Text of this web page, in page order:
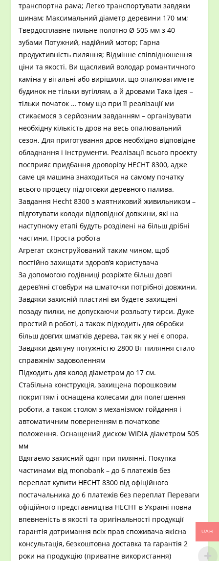
транспортна рама; Легко транспортувати завдяки
шинам; Максимальний діаметр деревини 170 мм;
Твердосплавне пильне полотно Ø 505 мм з 40
зубами Потужний, надійний мотор; Гарна
продуктивність пиляння; Відмінне співвідношення
ціни та якості. Ви щасливий володар романтичного
каміна у вітальні або вирішили, що опалюватимете
будинок не тільки вугіллям, а й дровами Така ідея –
тільки початок … тому що при її реалізації ми
стикаємося з серйозним завданням – організувати
необхідну кількість дров на весь опалювальний
сезон. Для приготування дров необхідно відповідне
обладнання і інструменти. Реалізації всього проекту
посприяє придбання дроворізу HECHT 8300, адже
саме ця машина знаходиться на самому початку
всього процесу підготовки деревного палива.
Завдання Hecht 8300 з маятниковий живильником –
підготувати колоди відповідної довжини, які на
наступному етапі будуть розділені на більш дрібні
частини. Проста робота
Агрегат сконструйований таким чином, щоб
постійно захищати здоров’я користувача
За допомогою годівниці розріжте більш довгі
дерев’яні стовбури на шматочки потрібної довжини.
Завдяки захисній пластині ви будете захищені
позаду пилки, не допускаючи розльоту тирси. Дуже
простий в роботі, а також підходить для обробки
більш довгих шматків дерева, так як у неї є опора.
Завдяки двигуну потужністю 2800 Вт пиляння стало
справжнім задоволенням
Підходить для колод діаметром до 17 см.
Стабільна конструкція, захищена порошковим
покриттям і оснащена колесами для полегшення
роботи, а також столом з механізмом гойдання і
автоматичним поверненням в початкове
положення. Оснащений диском WIDIA діаметром 505
мм
Вдягаємо захисний одяг при пилянні. Покупка
частинами від monobank – до 6 платежів без
переплат купити HECHT 8300 від офіційного
постачальника до 6 платежів без переплат Переваги
офіційного представництва HECHT в Україні повна
впевненість в якості та оригінальності продукції
гарантія дотримання всіх прав споживача якісна
консультація, безкоштовна доставка та гарантія 2
роки на продукцію (приватне використання)
UAH